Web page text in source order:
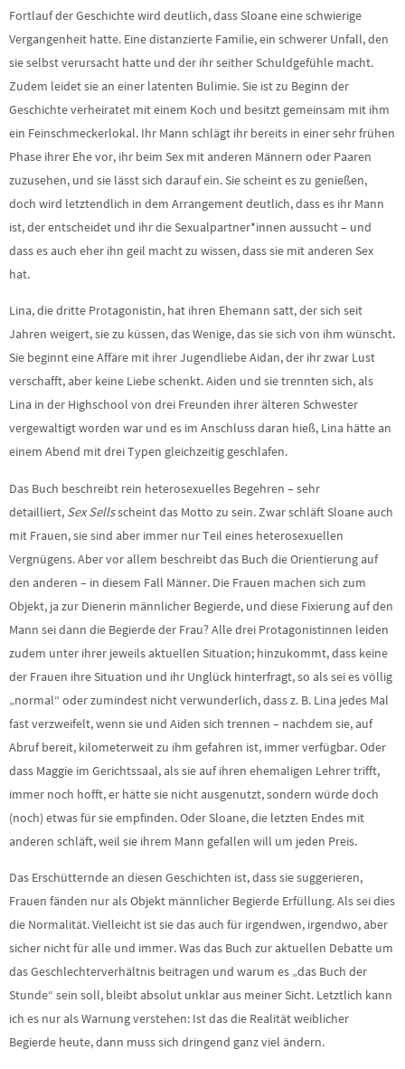
Fortlauf der Geschichte wird deutlich, dass Sloane eine schwierige
Vergangenheit hatte. Eine distanzierte Familie, ein schwerer Unfall, den
sie selbst verursacht hatte und der ihr seither Schuldgefühle macht.
Zudem leidet sie an einer latenten Bulimie. Sie ist zu Beginn der
Geschichte verheiratet mit einem Koch und besitzt gemeinsam mit ihm
ein Feinschmeckerlokal. Ihr Mann schlägt ihr bereits in einer sehr frühen
Phase ihrer Ehe vor, ihr beim Sex mit anderen Männern oder Paaren
zuzusehen, und sie lässt sich darauf ein. Sie scheint es zu genießen,
doch wird letztendlich in dem Arrangement deutlich, dass es ihr Mann
ist, der entscheidet und ihr die Sexualpartner*innen aussucht – und
dass es auch eher ihn geil macht zu wissen, dass sie mit anderen Sex
hat.
Lina, die dritte Protagonistin, hat ihren Ehemann satt, der sich seit
Jahren weigert, sie zu küssen, das Wenige, das sie sich von ihm wünscht.
Sie beginnt eine Affäre mit ihrer Jugendliebe Aidan, der ihr zwar Lust
verschafft, aber keine Liebe schenkt. Aiden und sie trennten sich, als
Lina in der Highschool von drei Freunden ihrer älteren Schwester
vergewaltigt worden war und es im Anschluss daran hieß, Lina hätte an
einem Abend mit drei Typen gleichzeitig geschlafen.
Das Buch beschreibt rein heterosexuelles Begehren – sehr
detailliert, Sex Sellsscheint das Motto zu sein. Zwar schläft Sloane auch
mit Frauen, sie sind aber immer nur Teil eines heterosexuellen
Vergnügens. Aber vor allem beschreibt das Buch die Orientierung auf
den anderen – in diesem Fall Männer. Die Frauen machen sich zum
Objekt, ja zur Dienerin männlicher Begierde, und diese Fixierung auf den
Mann sei dann die Begierde der Frau? Alle drei Protagonistinnen leiden
zudem unter ihrer jeweils aktuellen Situation; hinzukommt, dass keine
der Frauen ihre Situation und ihr Unglück hinterfragt, so als sei es völlig
„normal“ oder zumindest nicht verwunderlich, dass z. B. Lina jedes Mal
fast verzweifelt, wenn sie und Aiden sich trennen – nachdem sie, auf
Abruf bereit, kilometerweit zu ihm gefahren ist, immer verfügbar. Oder
dass Maggie im Gerichtssaal, als sie auf ihren ehemaligen Lehrer trifft,
immer noch hofft, er hätte sie nicht ausgenutzt, sondern würde doch
(noch) etwas für sie empfinden. Oder Sloane, die letzten Endes mit
anderen schläft, weil sie ihrem Mann gefallen will um jeden Preis.
Das Erschütternde an diesen Geschichten ist, dass sie suggerieren,
Frauen fänden nur als Objekt männlicher Begierde Erfüllung. Als sei dies
die Normalität. Vielleicht ist sie das auch für irgendwen, irgendwo, aber
sicher nicht für alle und immer. Was das Buch zur aktuellen Debatte um
das Geschlechterverhältnis beitragen und warum es „das Buch der
Stunde“ sein soll, bleibt absolut unklar aus meiner Sicht. Letztlich kann
ich es nur als Warnung verstehen: Ist das die Realität weiblicher
Begierde heute, dann muss sich dringend ganz viel ändern.